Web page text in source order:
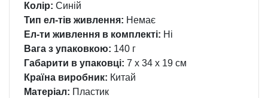
Колір: Синій
Тип ел-тів живлення: Немає
Ел-ти живлення в комплекті: Ні
Вага з упаковкою: 140 г
Габарити в упаковці: 7 x 34 x 19 см
Країна виробник: Китай
Матеріал: Пластик